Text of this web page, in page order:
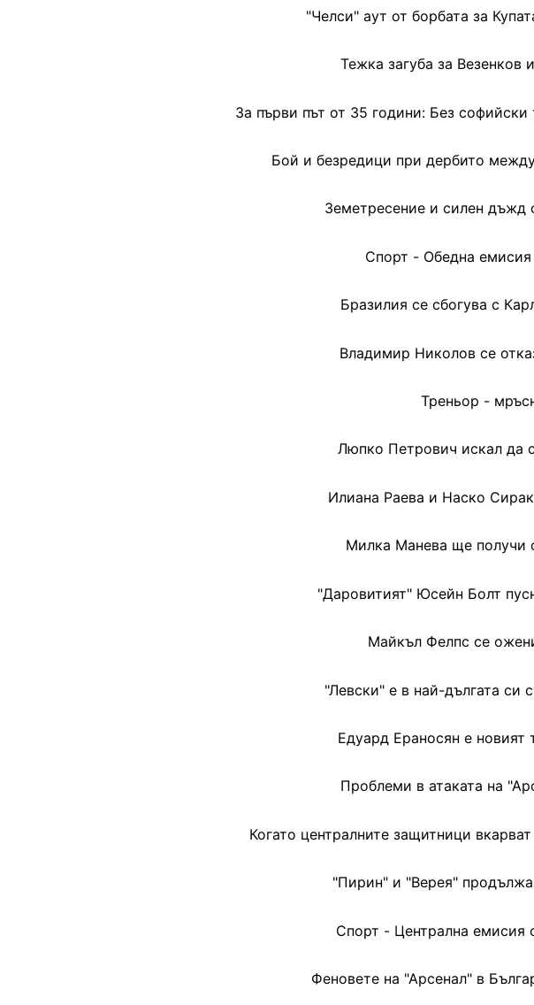
"Челси" аут от борбата за
Тежка загуба за
За първи път от 35 години: Без
Бой и безредици при дербито
Земетресение и силен
Спорт - Обедна емисия
Бразилия се сбогува с
Владимир Николов се
Треньор -
Люпко Петрович искал да
Илиана Раева и Наско
Милка Манева ще получи
"Даровитият" Юсейн Болт
Майкъл Фелпс се
"Левски" е в най-дългата си
Едуард Ераносян е
Проблеми в атаката на
Когато централните защитници
"Пирин" и "Верея"
Спорт - Централна емисия
Феновете на "Арсенал" в